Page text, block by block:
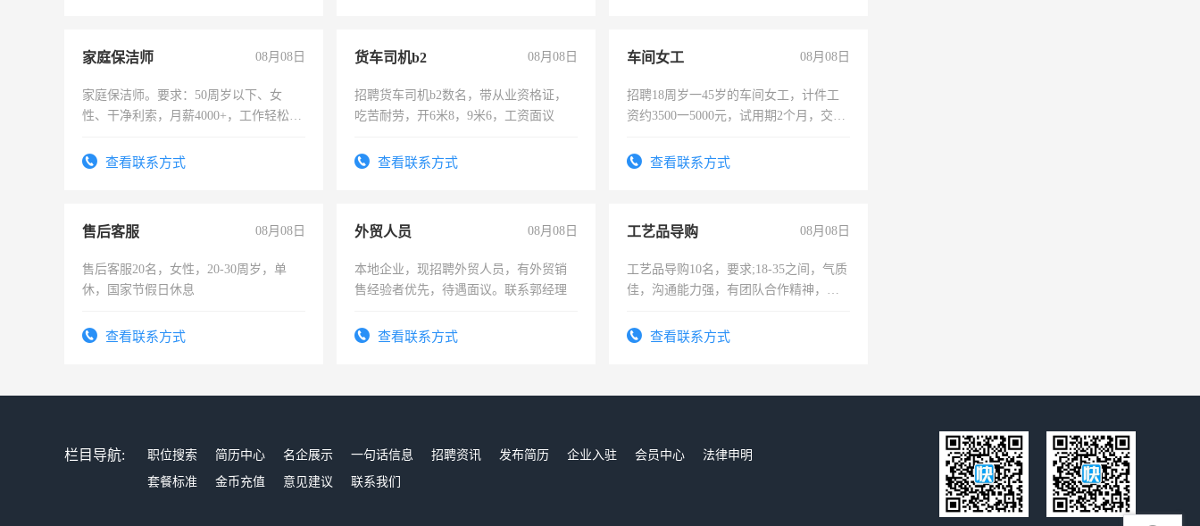
家庭保洁师 08月08日
家庭保洁师。要求：50周岁以下、女
性、干净利索，月薪4000+，工作轻松，
太太等。查看联系方式
货车司机b2 08月08日
招聘货车司机b2数名，带从业资格证，
吃苦耐劳，开6米8，9米6，工资面议
查看联系方式
车间女工 08月08日
招聘18周岁一45岁的车间女工，计件工
资约3500一5000元，试用期2个月，交五
查看联系方式
售后客服 08月08日
售后客服20名，女性，20-30周岁，单
休，国家节假日休息
查看联系方式
外贸人员 08月08日
本地企业，现招聘外贸人员，有外贸销
售经验者优先，待遇面议。联系郭经理
查看联系方式
工艺品导购 08月08日
工艺品导购10名，要求;18-35之间，气质
佳，沟通能力强，有团队合作精神，有
查看联系方式
栏目导航: 职位搜索 简历中心 名企展示 一句话信息 招聘资讯 发布简历 企业入驻 会员中心
法律申明
套餐标准
金币充值 意见建议 联系我们